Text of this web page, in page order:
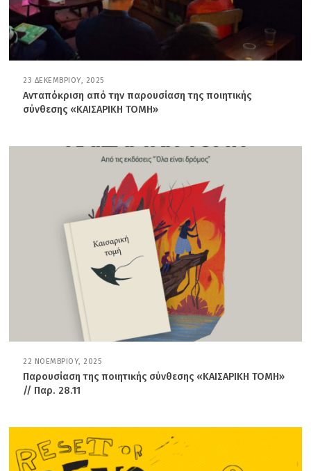
23 ΔΕΚΕΜΒΡΊΟΥ, 2025
5
Ι
Α
Ρ
Ο
Υ
,
2
6
Ανταπόκριση από την παρουσίαση της ποιητικής
σύνθεσης «ΚΑΙΣΑΡΙΚΗ ΤΟΜΗ»
22 ΝΟΕΜΒΡΊΟΥ, 2025
Δ
Ρ
Ί
Ο
Παρουσίαση της ποιητικής σύνθεσης «ΚΑΙΣΑΡΙΚΗ ΤΟΜΗ»
// Παρ. 28.11